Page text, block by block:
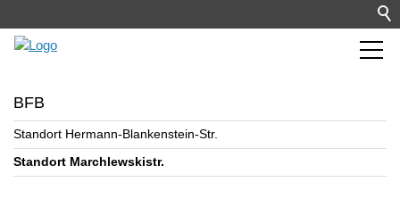
BFB
Standort Hermann-Blankenstein-Str.
Standort Marchlewskistr.